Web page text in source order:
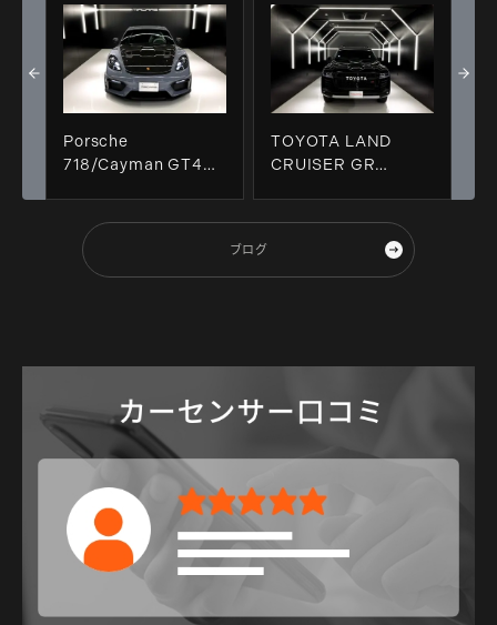
Porsche
718/Cayman GT4RS
納車！！
TOYOTA LAND
CRUISER GR
ブログ